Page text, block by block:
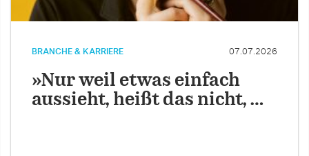
BRANCHE & KARRIERE 07.07.2026
»Nur weil etwas einfach
aussieht, heißt das nicht, …